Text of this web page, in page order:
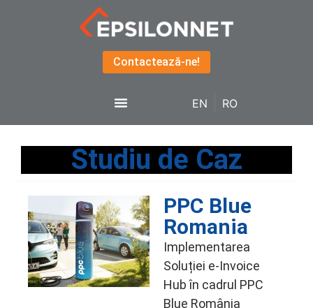
Contactează-ne!
EN RO
Studiu de Caz
PPC Blue
Romania
Implementarea
Soluției e-Invoice
Hub în cadrul PPC
Blue România